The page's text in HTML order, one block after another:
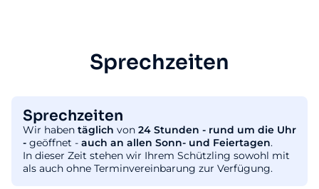
Sprechzeiten
Sprechzeiten
Wir haben täglich von 24 Stunden - rund um die Uhr
- geöffnet - auch an allen Sonn- und Feiertagen.
In dieser Zeit stehen wir Ihrem Schützling sowohl mit
als auch ohne Terminvereinbarung zur Verfügung.